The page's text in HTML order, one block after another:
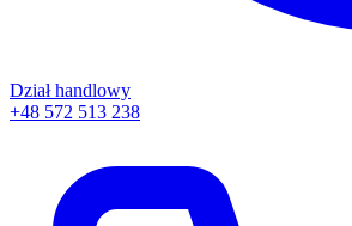
Dział handlowy
+48 572 513 238